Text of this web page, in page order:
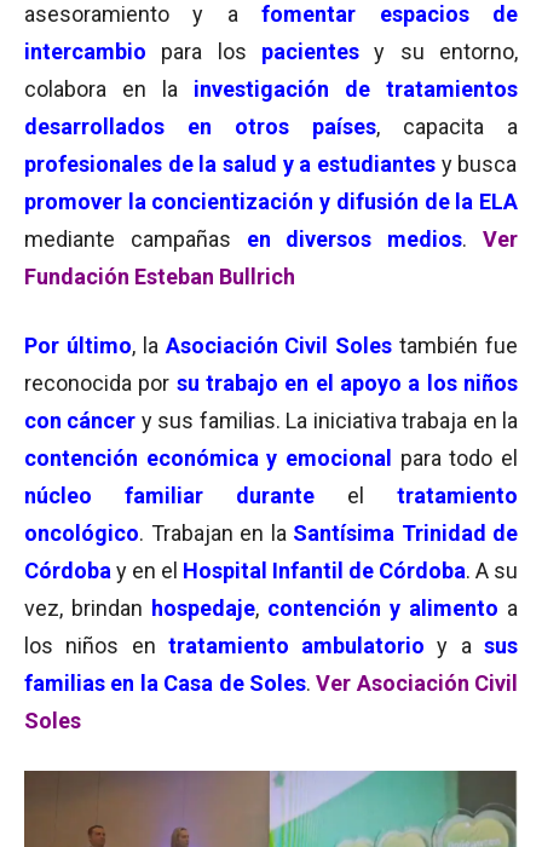
asesoramiento y afomentar espacios de
intercambio para los pacientes y su entorno,
colabora en la investigación de tratamientos
desarrollados en otros países, capacita a
profesionales de la salud y a estudiantes y busca
promover la concientización y difusión de la ELA
mediante campañas en diversos medios.Ver
Fundación Esteban Bullrich
Por último, la Asociación Civil Soles también fue
reconocida por su trabajo en el apoyo a los niños
con cáncer y sus familias. La iniciativa trabaja en la
contención económica y emocional
para todo el
núcleo familiar durante el
tratamiento
oncológico. Trabajan en la Santísima Trinidad de
Córdoba y en el Hospital Infantil de Córdoba. A su
vez, brindan hospedaje, contención y alimento a
los niños en tratamiento ambulatorio y asus
familias en la Casa de Soles.Ver Asociación Civil
Soles